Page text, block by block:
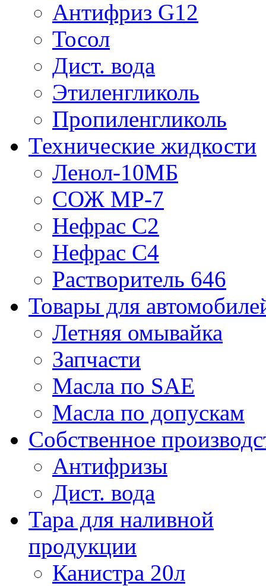
Антифриз G12
Тосол
Дист. вода
Этиленгликоль
Пропиленгликоль
Технические жидкости
Ленол-10МБ
СОЖ МР-7
Нефрас С2
Нефрас С4
Растворитель 646
Товары для
Летняя омывайка
Запчасти
Масла по SAE
Масла по допускам
Собственное
Антифризы
Дист. вода
Тара для наливной
продукции
Канистра 20л